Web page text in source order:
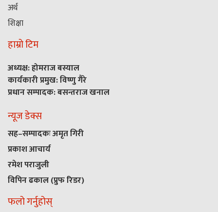
अर्थ
शिक्षा
हाम्रो टिम
अध्यक्ष: होमराज बस्याल
कार्यकारी प्रमुख: विष्णु गैरे
प्रधान सम्पादक: बसन्तराज खनाल
न्यूज डेक्स
सह–सम्पादकः अमृत गिरी
प्रकाश आचार्य
रमेश पराजुली
विपिन ढकाल (प्रुफ रिडर)
फलो गर्नुहोस्